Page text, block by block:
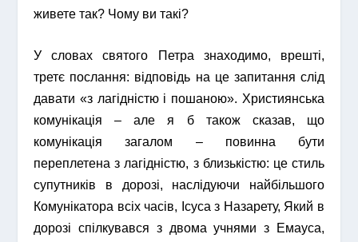
живете так? Чому ви такі?
У словах святого Петра знаходимо, врешті,
третє послання: відповідь на це запитання слід
давати «з лагідністю і пошаною». Християнська
комунікація – але я б також сказав, що
комунікація загалом – повинна бути
переплетена з лагідністю, з близькістю: це стиль
супутників в дорозі, наслідуючи найбільшого
Комунікатора всіх часів, Ісуса з Назарету, Який в
дорозі спілкувався з двома учнями з Емауса,